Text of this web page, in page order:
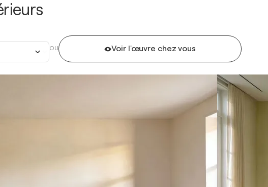
OU Voir l'œuvre chez vous